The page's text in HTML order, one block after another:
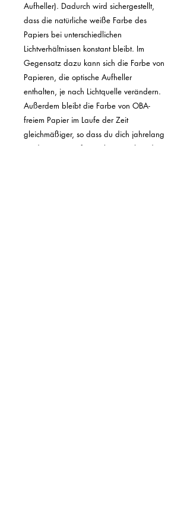
Aufheller). Dadurch wird sichergestellt,
dass die natürliche weiße Farbe des
Papiers bei unterschiedlichen
Lichtverhältnissen konstant bleibt. Im
Gegensatz dazu kann sich die Farbe von
Papieren, die optische Aufheller
enthalten, je nach Lichtquelle verändern.
Außerdem bleibt die Farbe von OBA-
freiem Papier im Laufe der Zeit
gleichmäßiger, so dass du dich jahrelang
an dem Poster erfreuen kannst, ohne dass